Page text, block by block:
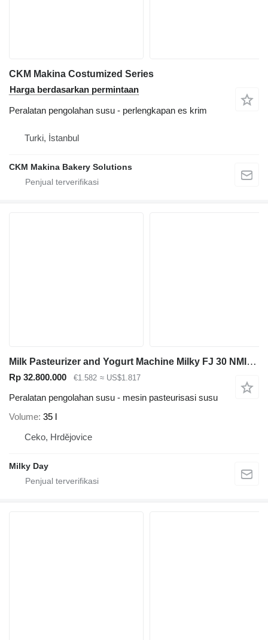
CKM Makina Costumized Series
Harga berdasarkan permintaan
Peralatan pengolahan susu - perlengkapan es krim
Turki, İstanbul
CKM Makina Bakery Solutions
Milk Pasteurizer and Yogurt Machine Milky FJ 30 NMIX (230V)
Rp 32.800.000 €1.582 ≈ US$1.817
Peralatan pengolahan susu - mesin pasteurisasi susu
Volume 35 l
Ceko, Hrdějovice
Milky Day